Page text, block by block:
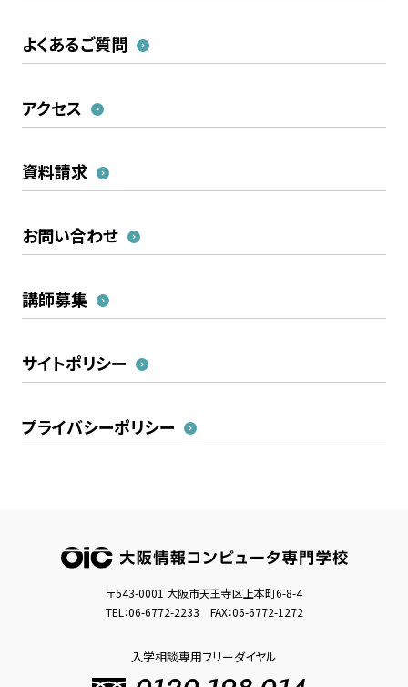
よくあるご質問
アクセス
資料請求
お問い合わせ
講師募集
サイトポリシー
プライバシーポリシー
〒543-0001 大阪市天王寺区上本町6-8-4
TEL：06-6772-2233 FAX：06-6772-1272
入学相談専用フリーダイヤル